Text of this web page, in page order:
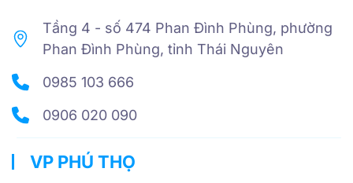
Tầng 4 - số 474 Phan Đình Phùng, phường
Phan Đình Phùng, tỉnh Thái Nguyên
0985 103 666
0906 020 090
VP PHÚ THỌ